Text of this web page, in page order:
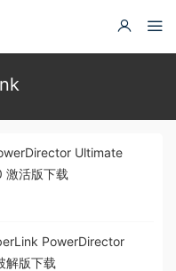
Ultimate
活版下载
PowerDirector
解版下载